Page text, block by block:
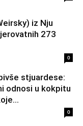
iz Nju
273
0
stjuardese:
odnosi u kokpitu
0